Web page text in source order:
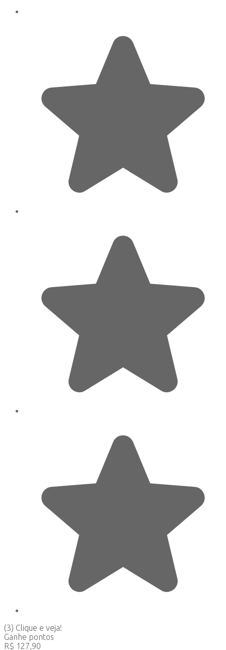
(3) Clique e veja!
Ganhe pontos
R$ 127,90